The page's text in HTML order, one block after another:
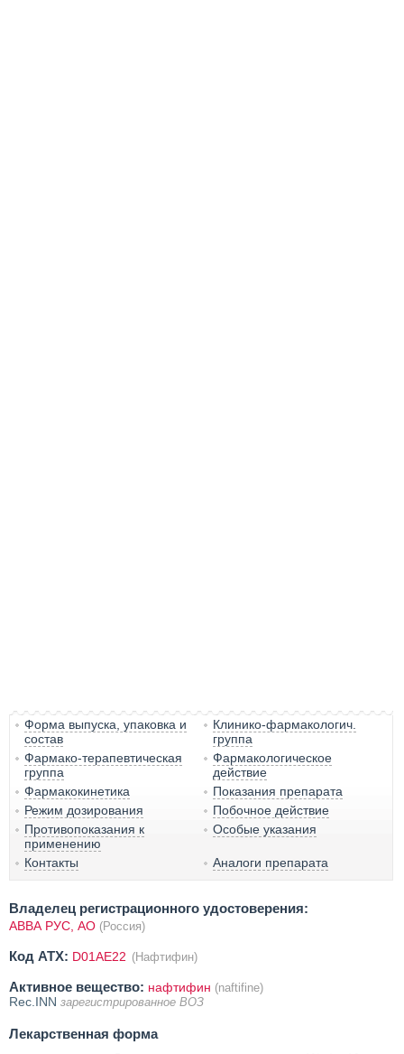
Форма выпуска, упаковка и
состав
Клинико-фармакологич.
группа
Фармако-терапевтическая
группа
Фармакологическое
действие
Фармакокинетика
Показания препарата
Режим дозирования
Побочное действие
Противопоказания к
применению
Особые указания
Контакты Аналоги препарата
Владелец регистрационного удостоверения:
АВВА РУС, АО (Россия)
Код ATX: D01AE22 (Нафтифин)
Активное вещество: нафтифин (naftifine)
Rec.INN зарегистрированное ВОЗ
Лекарственная форма